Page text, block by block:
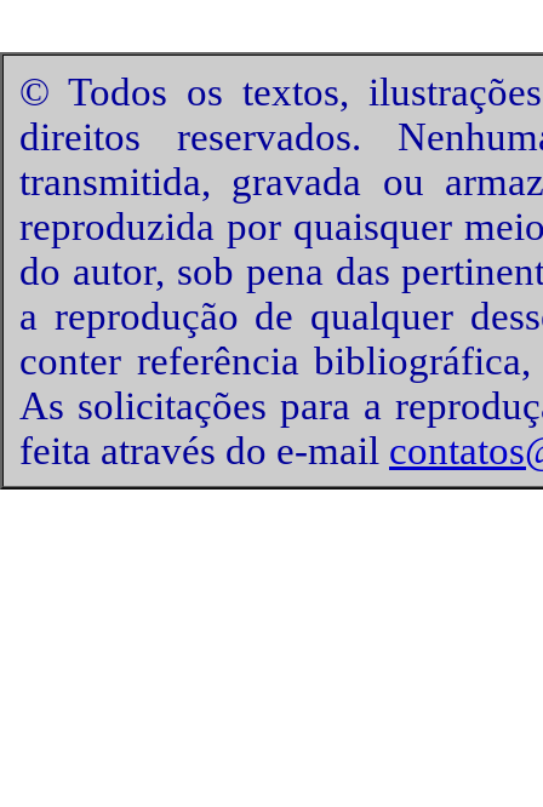
© Todos os textos,
direitos reservados.
transmitida, gravada ou
reproduzida por quaisquer
do autor, sob pena das
a reprodução de qualquer
conter referência
As solicitações para a
feita através do e-mail